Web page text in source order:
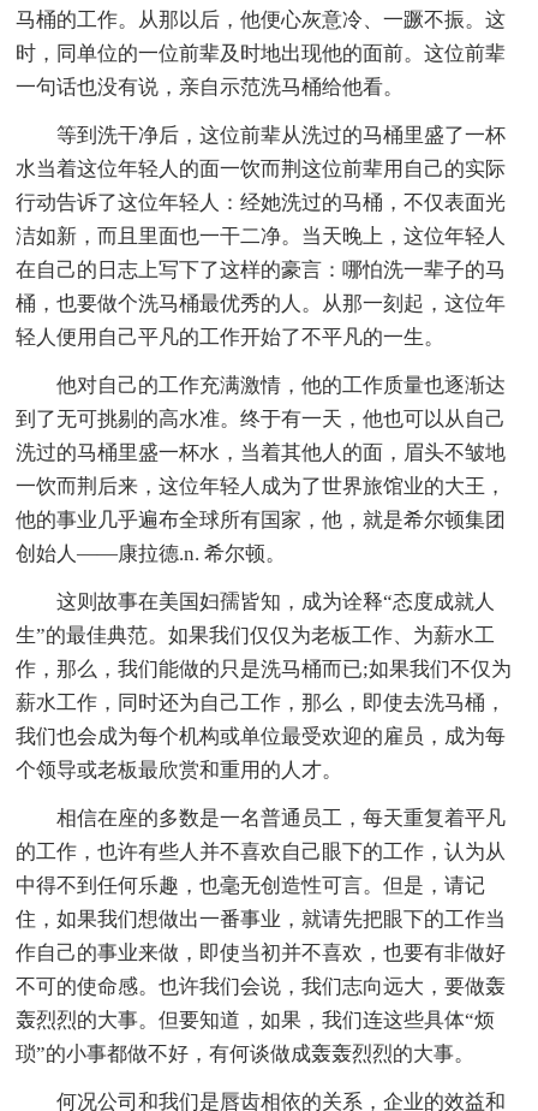
马桶的工作。从那以后，他便心灰意冷、一蹶不振。这
时，同单位的一位前辈及时地出现他的面前。这位前辈
一句话也没有说，亲自示范洗马桶给他看。
等到洗干净后，这位前辈从洗过的马桶里盛了一杯
水当着这位年轻人的面一饮而荆这位前辈用自己的实际
行动告诉了这位年轻人：经她洗过的马桶，不仅表面光
洁如新，而且里面也一干二净。当天晚上，这位年轻人
在自己的日志上写下了这样的豪言：哪怕洗一辈子的马
桶，也要做个洗马桶最优秀的人。从那一刻起，这位年
轻人便用自己平凡的工作开始了不平凡的一生。
他对自己的工作充满激情，他的工作质量也逐渐达
到了无可挑剔的高水准。终于有一天，他也可以从自己
洗过的马桶里盛一杯水，当着其他人的面，眉头不皱地
一饮而荆后来，这位年轻人成为了世界旅馆业的大王，
他的事业几乎遍布全球所有国家，他，就是希尔顿集团
创始人——康拉德.n. 希尔顿。
这则故事在美国妇孺皆知，成为诠释“态度成就人
生”的最佳典范。如果我们仅仅为老板工作、为薪水工
作，那么，我们能做的只是洗马桶而已;如果我们不仅为
薪水工作，同时还为自己工作，那么，即使去洗马桶，
我们也会成为每个机构或单位最受欢迎的雇员，成为每
个领导或老板最欣赏和重用的人才。
相信在座的多数是一名普通员工，每天重复着平凡
的工作，也许有些人并不喜欢自己眼下的工作，认为从
中得不到任何乐趣，也毫无创造性可言。但是，请记
住，如果我们想做出一番事业，就请先把眼下的工作当
作自己的事业来做，即使当初并不喜欢，也要有非做好
不可的使命感。也许我们会说，我们志向远大，要做轰
轰烈烈的大事。但要知道，如果，我们连这些具体“烦
琐”的小事都做不好，有何谈做成轰轰烈烈的大事。
何况公司和我们是唇齿相依的关系，企业的效益和